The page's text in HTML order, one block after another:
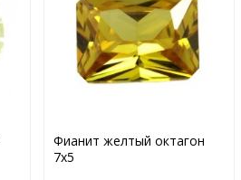
Фианит желтый октагон
7х5